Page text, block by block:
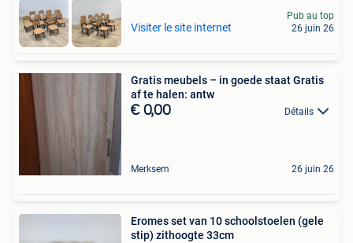
Visiter le site internet
Pub au top
26 juin 26
Gratis meubels – in goede staat Gratis
af te halen: antw
€ 0,00 Détails
Merksem 26 juin 26
Eromes set van 10 schoolstoelen (gele
stip) zithoogte 33cm